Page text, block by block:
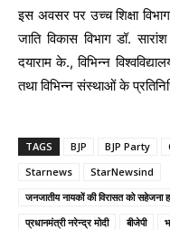
इस अवसर पर उच्च शिक्षा
जाति विकास विभाग डॉ.
दयाराम के., विभिन्न
तथा विभिन्न संस्थाओं के
TAGS BJP BJP Party
Starnews
StarNewsind
जनजातीय नायकों की विरासत को सहेजना
प्रधानमंत्री नरेन्‍द्र मोदी
बीजेपी